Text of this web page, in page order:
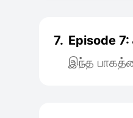
7. Episode
இந்த